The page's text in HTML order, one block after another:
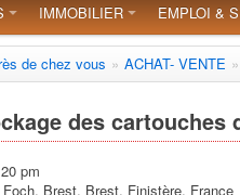
IMMOBILIER EMPLOI &
de chez vous » ACHAT- VENTE »
des
pm
Foch, Brest, Brest, Finistère, France